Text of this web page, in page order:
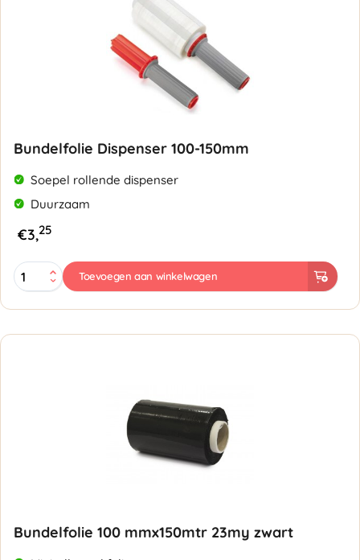
Bundelfolie Dispenser 100-150mm
Soepel rollende dispenser
Duurzaam
€3,25
Bundelfolie
Dispenser
aantal
Toevoegen aan winkelwagen
Bundelfolie 100 mmx150mtr 23my zwart